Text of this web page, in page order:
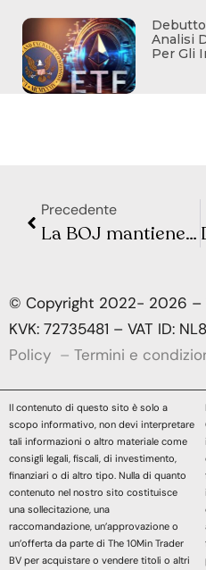
Analisi
Per Gli
Precedente
La BOJ mantiene gli stimoli al primo incontro di Ueda
© Copyright 2022- 2026 –
KVK: 72735481 – VAT ID:
Policy – Termini e
Il contenuto di questo sito è solo a
scopo informativo, non devi interpretare
tali informazioni o altro materiale come
consigli legali, fiscali, di investimento,
finanziari o di altro tipo. Nulla di quanto
contenuto nel nostro sito costituisce
una sollecitazione, una
raccomandazione, un’approvazione o
un’offerta da parte di The 10Min Trader
BV per acquistare o vendere titoli o altri